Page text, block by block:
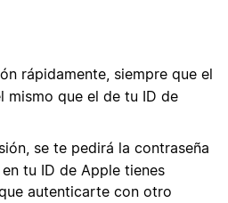
rápidamente, siempre que el
mismo que el de tu ID de
se te pedirá la contraseña
tu ID de Apple tienes
autenticarte con otro